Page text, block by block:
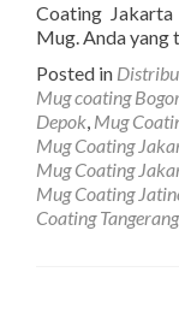
Coating
Mug. Anda yang
Posted in
Mug coating
Depok, Mug
Mug Coating
Mug Coating
Mug Coating
Coating Tangerang